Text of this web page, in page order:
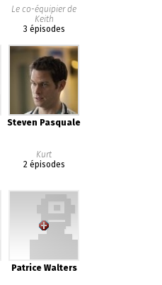
Le co-équipier de
Keith
3 épisodes
Steven Pasquale
Kurt
2 épisodes
Patrice Walters